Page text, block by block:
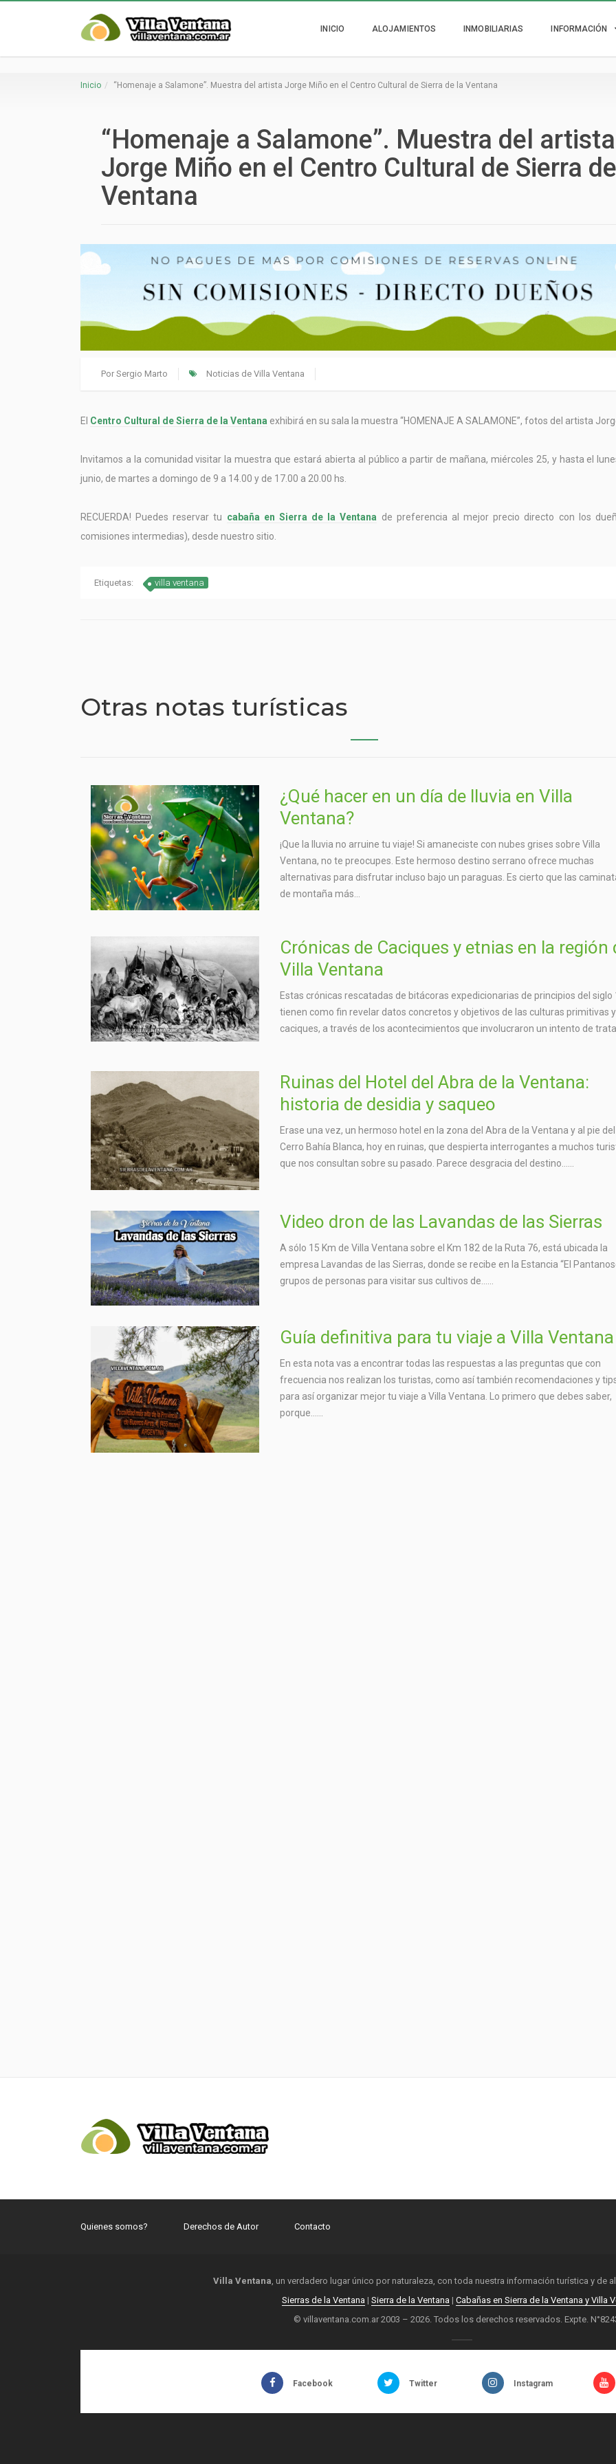
INICIO ALOJAMIENTOS INMOBILIARIAS INFORMACIÓN
Inicio “Homenaje a Salamone”. Muestra del artista Jorge Miño en el Centro Cultural de Sierra de la Ventana
“Homenaje a Salamone”. Muestra del artista
Jorge Miño en el Centro Cultural de Sierra
Ventana
Por Sergio Marto Noticias de Villa Ventana
El Centro Cultural de Sierra de la Ventana exhibirá en su sala la muestra “HOMENAJE A SALAMONE”, fotos del artista
Invitamos a la comunidad visitar la muestra que estará abierta al público a partir de mañana, miércoles 25, y hasta el
junio, de martes a domingo de 9 a 14.00 y de 17.00 a 20.00 hs.
RECUERDA! Puedes reservar tu cabaña en Sierra de la Ventana de preferencia al mejor precio directo con los
comisiones intermedias), desde nuestro sitio.
Etiquetas: villa ventana
Otras notas turísticas
¿Qué hacer en un día de lluvia en Villa
Ventana?
¡Que la lluvia no arruine tu viaje! Si amaneciste con nubes grises sobre Villa
Ventana, no te preocupes. Este hermoso destino serrano ofrece muchas
alternativas para disfrutar incluso bajo un paraguas. Es cierto que las
de montaña más...
Crónicas de Caciques y etnias en la región
Villa Ventana
Estas crónicas rescatadas de bitácoras expedicionarias de principios del siglo
tienen como fin revelar datos concretos y objetivos de las culturas primitivas
caciques, a través de los acontecimientos que involucraron un intento de
Ruinas del Hotel del Abra de la Ventana:
historia de desidia y saqueo
Erase una vez, un hermoso hotel en la zona del Abra de la Ventana y al pie del
Cerro Bahía Blanca, hoy en ruinas, que despierta interrogantes a muchos
que nos consultan sobre su pasado. Parece desgracia del destino…...
Video dron de las Lavandas de las Sierras
A sólo 15 Km de Villa Ventana sobre el Km 182 de la Ruta 76, está ubicada la
empresa Lavandas de las Sierras, donde se recibe en la Estancia “El
grupos de personas para visitar sus cultivos de…...
Guía definitiva para tu viaje a Villa Ventana
En esta nota vas a encontrar todas las respuestas a las preguntas que con
frecuencia nos realizan los turistas, como así también recomendaciones y
para así organizar mejor tu viaje a Villa Ventana. Lo primero que debes saber,
porque…...
Quienes somos? Derechos de Autor Contacto
Villa Ventana, un verdadero lugar único por naturaleza, con toda nuestra información turística y de
Sierras de la Ventana | Sierra de la Ventana | Cabañas en Sierra de la Ventana y Villa
© villaventana.com.ar 2003 – 2026. Todos los derechos reservados. Expte.
Facebook Twitter Instagram